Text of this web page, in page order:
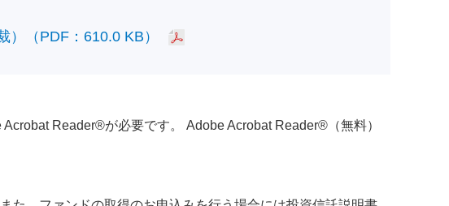
（PDF：610.0 KB）
Reader®が必要です。 Adobe Acrobat Reader®（無料）